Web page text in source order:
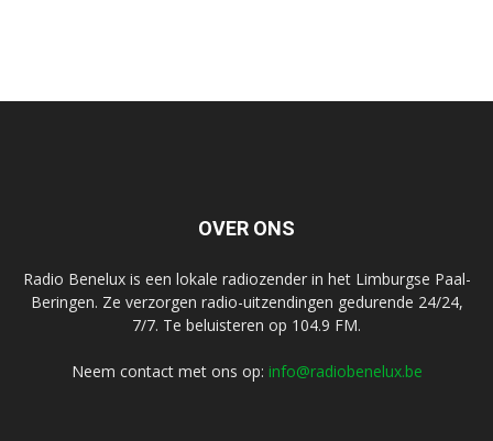
OVER ONS
Radio Benelux is een lokale radiozender in het Limburgse Paal-
Beringen. Ze verzorgen radio-uitzendingen gedurende 24/24,
7/7. Te beluisteren op 104.9 FM.
Neem contact met ons op: info@radiobenelux.be